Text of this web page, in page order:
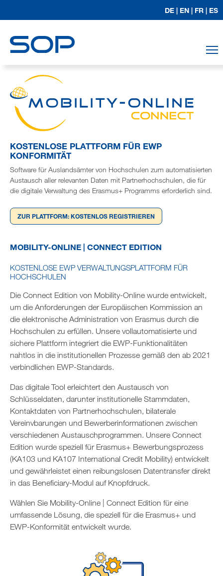
DE | EN | FR | ES
KOSTENLOSE PLATTFORM FÜR EWP
KONFORMITÄT
Software für Auslandsämter von Hochschulen zum automatisierten
Austausch aller relevanten Daten mit Partnerhochschulen, die für
die digitale Verwaltung des Erasmus+ Programms erforderlich sind.
ZUR PLATTFORM: KOSTENLOS REGISTRIEREN
MOBILITY-ONLINE | CONNECT EDITION
KOSTENLOSE EWP VERWALTUNGSPLATTFORM FÜR
HOCHSCHULEN
Die Connect Edition von Mobility-Online wurde entwickelt,
um die Anforderungen der Europäischen Kommission an
die elektronische Administration von Erasmus durch die
Hochschulen zu erfüllen. Unsere vollautomatisierte und
sichere Plattform integriert die EWP-Funktionalitäten
nahtlos in die institutionellen Prozesse gemäß den ab 2021
verbindlichen EWP-Standards.
Das digitale Tool erleichtert den Austausch von
Schlüsseldaten, darunter institutionelle Stammdaten,
Kontaktdaten von Partnerhochschulen, bilaterale
Vereinvbarungen und Bewerberinformationen zwischen
verschiedenen Austauschprogrammen. Unsere Connect
Edition wurde speziell für Erasmus+ Bewerbungsprozess
(KA103 und KA107 International Credit Mobility) entwickelt
und gewährleistet einen reibungslosen Datentransfer direkt
in das Beneficiary-Modul auf Knopfdruck.
Wählen Sie Mobility-Online | Connect Edition für eine
umfassende Lösung, die speziell für die Erasmus+ und
EWP-Konformität entwickelt wurde.